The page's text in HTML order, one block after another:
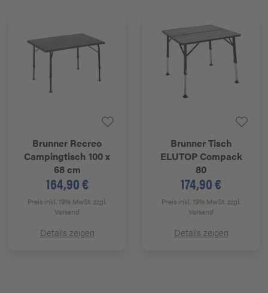
Brunner Recreo
Campingtisch 100 x
68 cm
164,90 €
Preis inkl. 19% MwSt.zzgl.
Versand
Details zeigen
BrunnerTisch
ELUTOP Compack
80
174,90 €
Preis inkl. 19% MwSt.zzgl.
Versand
Details zeigen